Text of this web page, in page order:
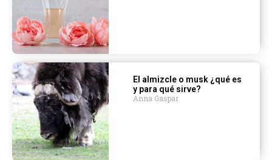
El almizcle o musk ¿qué es
y para qué sirve?
Anna Gaspar